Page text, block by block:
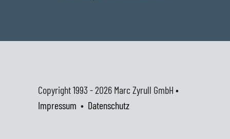
Copyright 1993 - 2026 Marc Zyrull GmbH •
Impressum • Datenschutz